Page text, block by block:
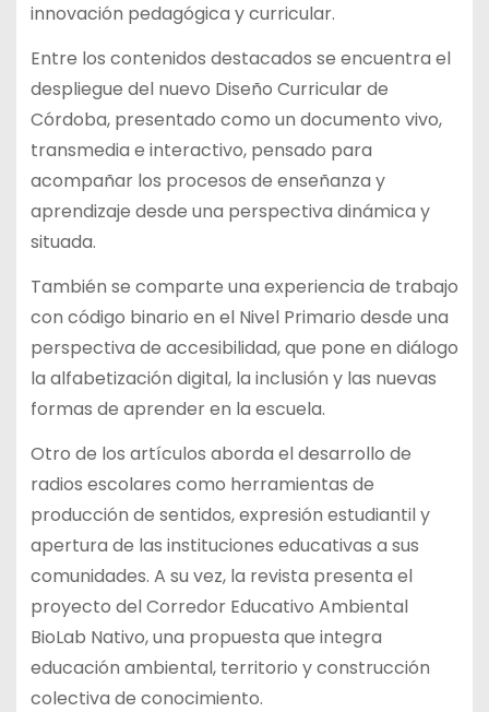
innovación pedagógica y curricular.
Entre los contenidos destacados se encuentra el
despliegue del nuevo Diseño Curricular de
Córdoba, presentado como un documento vivo,
transmedia e interactivo, pensado para
acompañar los procesos de enseñanza y
aprendizaje desde una perspectiva dinámica y
situada.
También se comparte una experiencia de trabajo
con código binario en el Nivel Primario desde una
perspectiva de accesibilidad, que pone en diálogo
la alfabetización digital, la inclusión y las nuevas
formas de aprender en la escuela.
Otro de los artículos aborda el desarrollo de
radios escolares como herramientas de
producción de sentidos, expresión estudiantil y
apertura de las instituciones educativas a sus
comunidades. A su vez, la revista presenta el
proyecto del Corredor Educativo Ambiental
BioLab Nativo, una propuesta que integra
educación ambiental, territorio y construcción
colectiva de conocimiento.